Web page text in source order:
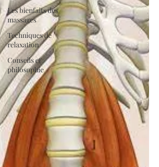
Les bienfaits des
massages
Techniques de
relaxation
Conseils et
philosophie